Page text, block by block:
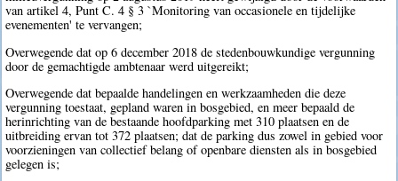
van artikel 4, Punt C. 4 § 3 `Monitoring van occasionele en tijdelijke
evenementen' te vervangen;
Overwegende dat op 6 december 2018 de stedenbouwkundige vergunning
door de gemachtigde ambtenaar werd uitgereikt;
Overwegende dat bepaalde handelingen en werkzaamheden die deze
vergunning toestaat, gepland waren in bosgebied, en meer bepaald de
herinrichting van de bestaande hoofdparking met 310 plaatsen en de
uitbreiding ervan tot 372 plaatsen; dat de parking dus zowel in gebied voor
voorzieningen van collectief belang of openbare diensten als in bosgebied
gelegen is;